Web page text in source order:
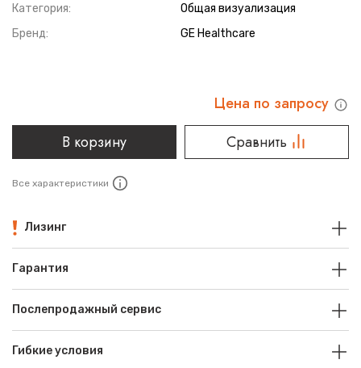
ограничиваясь лишь 3-38%.
Категория:
Общая визуализация
Бренд:
GE Healthcare
Цена по запросу
В корзину
Сравнить
Все характеристики
Лизинг
Гарантия
Послепродажный сервис
Гибкие условия